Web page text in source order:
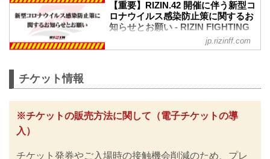
【重要】RIZIN.42 開催に伴う新型コ
ロナウイルス感染防止策に関するお
知らせとお願い - RIZIN FIGHTING
FEDERATION オフィシャルサイト
ついて、政府は、3月13日から屋内・屋外
を問わず個人の判断に委ねる方針を決定
しました。
それに伴い『新型コロナウイルス感染防
jp.rizinff.com
チケット情報
※チケットの販売方法に関して（電子チケットの導
入）
チケット発券やご入場時の接触機会削減のため、プレ